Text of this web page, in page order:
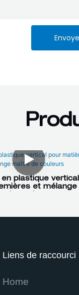
plastique
et mélange
Liens de raccourci
Home